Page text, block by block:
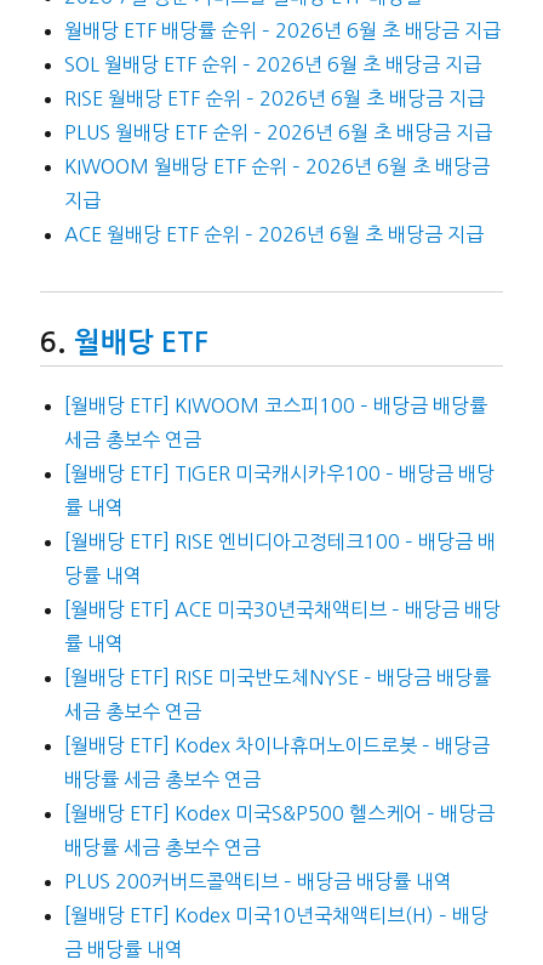
월배당 ETF 배당률 순위 – 2026년 6월 초 배당금 지급
SOL 월배당 ETF 순위 – 2026년 6월 초 배당금 지급
RISE 월배당 ETF 순위 – 2026년 6월 초 배당금 지급
PLUS 월배당 ETF 순위 – 2026년 6월 초 배당금 지급
KIWOOM 월배당 ETF 순위 – 2026년 6월 초 배당금
지급
ACE 월배당 ETF 순위 – 2026년 6월 초 배당금 지급
월배당 ETF
[월배당 ETF] KIWOOM 코스피100 – 배당금 배당률
세금 총보수 연금
[월배당 ETF] TIGER 미국캐시카우100 – 배당금 배당
률 내역
[월배당 ETF] RISE 엔비디아고정테크100 – 배당금 배
당률 내역
[월배당 ETF] ACE 미국30년국채액티브 – 배당금 배당
률 내역
[월배당 ETF] RISE 미국반도체NYSE – 배당금 배당률
세금 총보수 연금
[월배당 ETF] Kodex 차이나휴머노이드로봇 – 배당금
배당률 세금 총보수 연금
[월배당 ETF] Kodex 미국S&P500 헬스케어 – 배당금
배당률 세금 총보수 연금
PLUS 200커버드콜액티브 – 배당금 배당률 내역
[월배당 ETF] Kodex 미국10년국채액티브(H) – 배당
금 배당률 내역